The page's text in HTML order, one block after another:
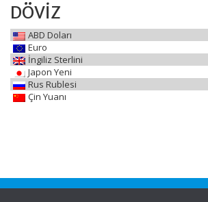
DÖVİZ
ABD Doları
Euro
İngiliz Sterlini
Japon Yeni
Rus Rublesi
Çin Yuanı